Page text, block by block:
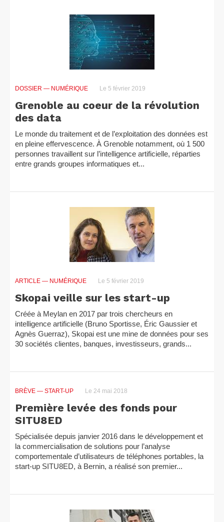
DOSSIER — NUMÉRIQUE Le 5 février 2019
Grenoble au coeur de la révolution
des data
Le monde du traitement et de l’exploitation des données est
en pleine effervescence. À Grenoble notamment, où 1 500
personnes travaillent sur l’intelligence artificielle, réparties
entre grands groupes informatiques et...
ARTICLE — NUMÉRIQUE Le 5 février 2019
Skopai veille sur les start-up
Créée à Meylan en 2017 par trois chercheurs en
intelligence artificielle (Bruno Sportisse, Éric Gaussier et
Agnès Guerraz), Skopai est une mine de données pour ses
30 sociétés clientes, banques, investisseurs, grands...
BRÈVE — START-UP Le 24 mai 2018
Première levée des fonds pour
SITU8ED
Spécialisée depuis janvier 2016 dans le développement et
la commercialisation de solutions pour l’analyse
comportementale d’utilisateurs de téléphones portables, la
start-up SITU8ED, à Bernin, a réalisé son premier...